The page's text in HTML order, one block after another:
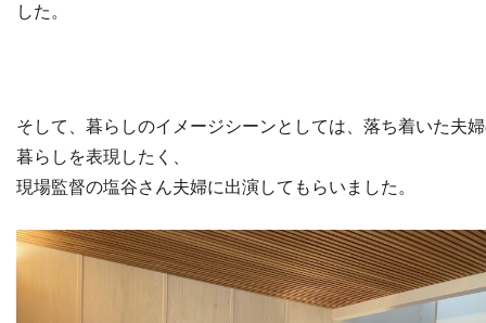
した。
そして、暮らしのイメージシーンとしては、落ち着いた夫
暮らしを表現したく、
現場監督の塩谷さん夫婦に出演してもらいました。